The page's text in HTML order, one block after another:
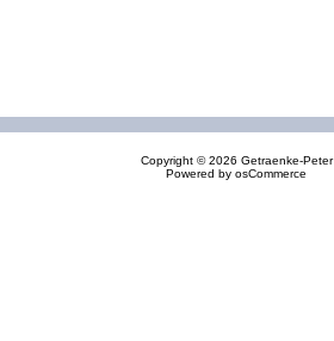
Copyright © 2026 Getraenke-Peter
Powered by osCommerce